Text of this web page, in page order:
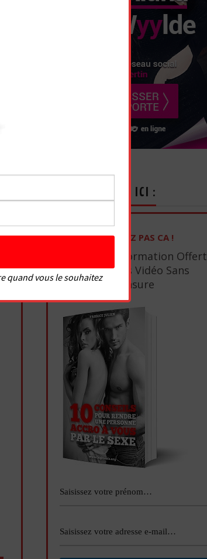
INSCRIVEZ-VOUS ICI :
NE RATEZ PAS CA !
1 Ebook De Formation Offert
+ 10 Tutos Vidéo Sans
Censure
quand vous le souhaitez